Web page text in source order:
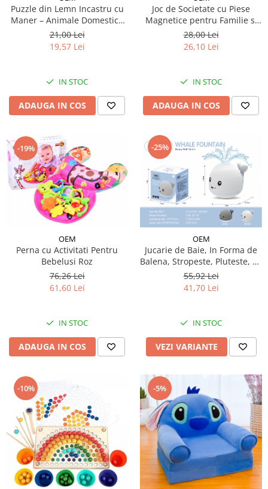
Puzzle din Lemn Incastru cu
Maner – Animale Domestice
in Limba Romana
21,00 Lei
19,57 Lei
IN STOC
ADAUGA IN COS
Joc de Societate cu Piese
Magnetice pentru Familie si
Copii, Ideal pentru Calatorii si
Camping, Include Saculet de
Depozitare, 20 de Magneti, 9
28,00 Lei
26,10 Lei
IN STOC
ADAUGA IN COS
-19%
OEM
Perna cu Activitati Pentru
Bebelusi Roz
76,26 Lei
61,60 Lei
IN STOC
ADAUGA IN COS
-25%
OEM
Jucarie de Baie, In Forma de
Balena, Stropeste, Pluteste, cu
Lumini Colorate, Distractiva si
Interactiva, Sigura pentru
Copii, Stimuleaza Imaginatia,
55,92 Lei
41,70 Lei
IN STOC
VEZI VARIANTE
-10% -5%